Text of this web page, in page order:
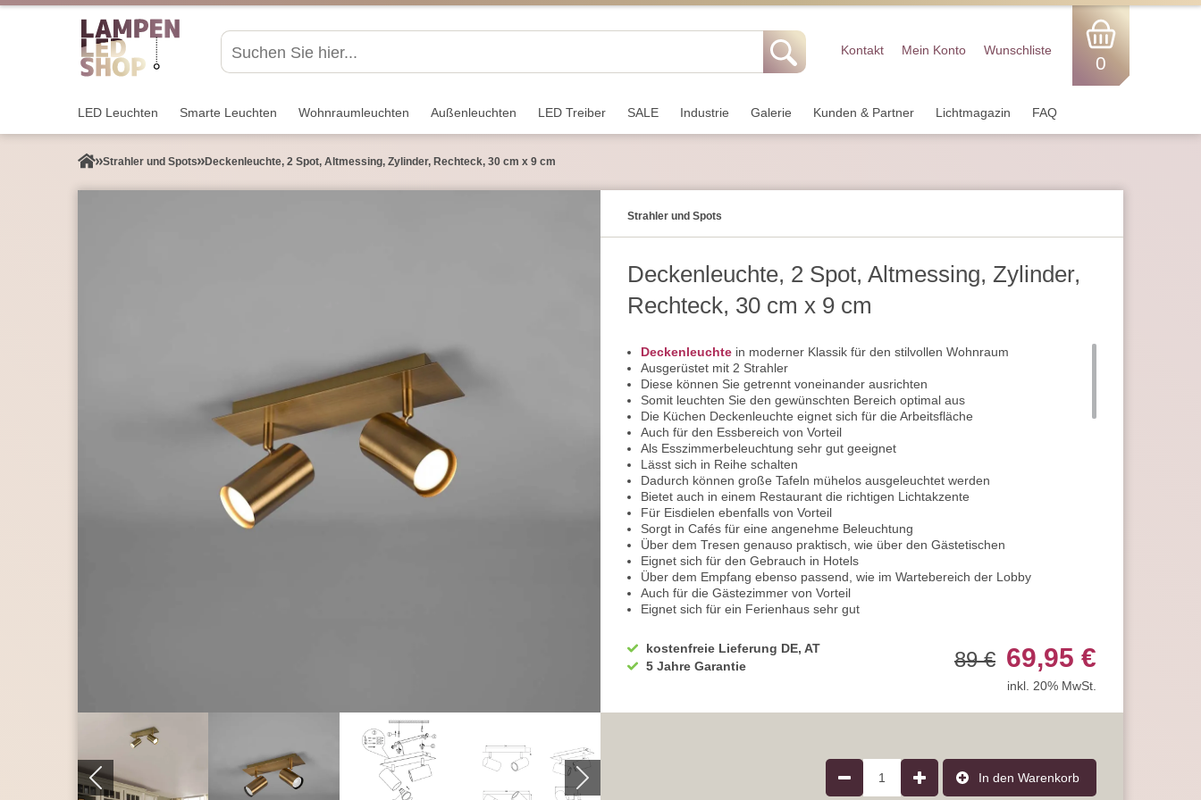
Kontakt Mein Konto Wunschliste
0
LED Leuchten Smarte Leuchten Wohnraum­leuchten Außen­leuchten LED Treiber SALE Industrie Galerie Kunden & Partner Lichtmagazin FAQ
Strahler und Spots Deckenleuchte, 2 Spot, Altmessing, Zylinder, Rechteck, 30 cm x 9 cm
Strahler und Spots
Deckenleuchte, 2 Spot, Altmessing, Zylinder,
Rechteck, 30 cm x 9 cm
Deckenleuchte in moderner Klassik für den stilvollen Wohnraum
Ausgerüstet mit 2 Strahler
Diese können Sie getrennt voneinander ausrichten
Somit leuchten Sie den gewünschten Bereich optimal aus
Die Küchen Deckenleuchte eignet sich für die Arbeitsfläche
Auch für den Essbereich von Vorteil
Als Esszimmerbeleuchtung sehr gut geeignet
Lässt sich in Reihe schalten
Dadurch können große Tafeln mühelos ausgeleuchtet werden
Bietet auch in einem Restaurant die richtigen Lichtakzente
Für Eisdielen ebenfalls von Vorteil
Sorgt in Cafés für eine angenehme Beleuchtung
Über dem Tresen genauso praktisch, wie über den Gästetischen
Eignet sich für den Gebrauch in Hotels
Über dem Empfang ebenso passend, wie im Wartebereich der Lobby
Auch für die Gästezimmer von Vorteil
Eignet sich für ein Ferienhaus sehr gut
Kann ebenso gut in Ihr Schlafzimmer integriert werden
Schenkt im Flur eine ebenso gute Beleuchtung
Auch für Ihr Wohnzimmer sehr gut geeignet
Um die Behaglichkeit zu steigern, empfehlen wir Ihnen den Einsatz von
Ideal zum Lesen, Arbeiten, Kochen oder auch an regnerischen Tagen passend
Spendet eine angenehme Atmosphäre am Abend
kostenfreie Lieferung DE, AT
5 Jahre Garantie
89 € 69,95 €
inkl. 20% MwSt.
1 In den Warenkorb